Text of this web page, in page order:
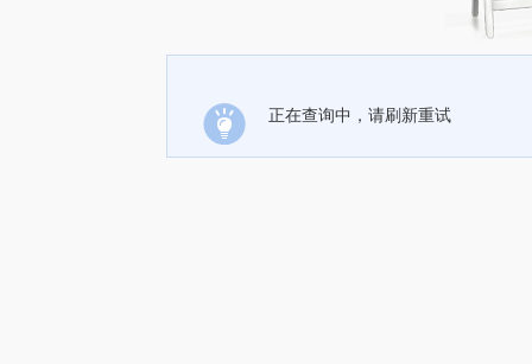
正在查询中，请刷新重试